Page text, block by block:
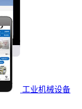
工业机械设备